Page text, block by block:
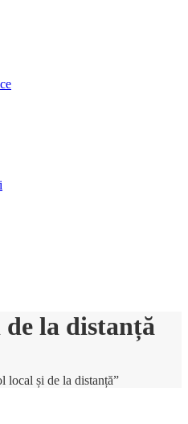
la distanță
local și de la distanță”